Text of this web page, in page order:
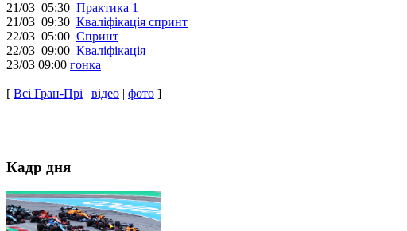
21/03 05:30 Практика 1
21/03 09:30 Кваліфікація спринт
22/03 05:00 Спринт
22/03 09:00 Кваліфікація
23/03 09:00 гонка
[ Всі Гран-Прі | відео | фото ]
Кадр дня